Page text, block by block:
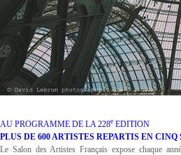
AU PROGRAMME DE LA 228e EDITION
PLUS DE 600 ARTISTES REPARTIS EN CINQ
Le Salon des Artistes Français expose chaque